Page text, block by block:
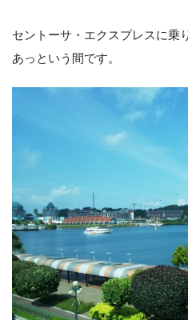
セントーサ・エクスプレスに乗
あっという間です。